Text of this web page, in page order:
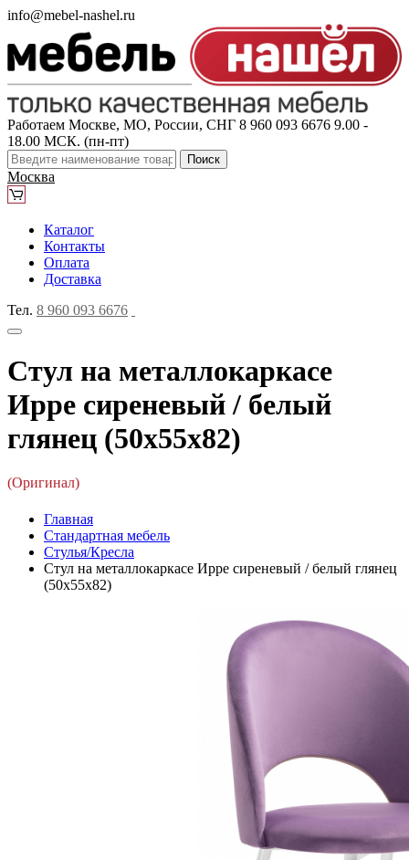
info@mebel-nashel.ru
Работаем Москве, МО, России, СНГ 8 960 093 6676 9.00 -
18.00 МСК. (пн-пт)
Поиск
Москва
Каталог
Контакты
Оплата
Доставка
Тел. 8 960 093 6676
Стул на металлокаркасе
Ирре сиреневый / белый
глянец (50x55x82)
(Оригинал)
Главная
Стандартная мебель
Стулья/Кресла
Стул на металлокаркасе Ирре сиреневый / белый глянец
(50x55x82)